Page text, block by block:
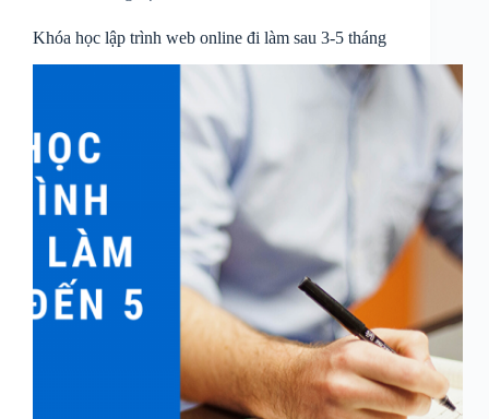
Khóa học lập trình web online đi làm sau 3-5 tháng